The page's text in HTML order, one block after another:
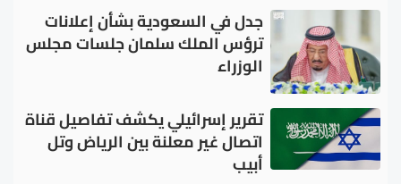
جدل في السعودية بشأن إعلانات
ترؤس الملك سلمان جلسات مجلس
الوزراء
تقرير إسرائيلي يكشف تفاصيل قناة
اتصال غير معلنة بين الرياض وتل
أبيب